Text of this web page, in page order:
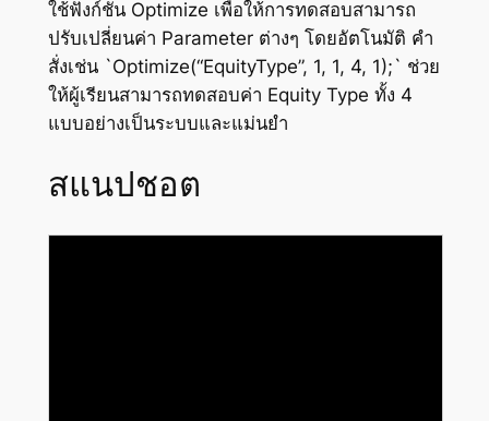
ใช้ฟังก์ชัน Optimize เพื่อให้การทดสอบสามารถ
ปรับเปลี่ยนค่า Parameter ต่างๆ โดยอัตโนมัติ คำ
สั่งเช่น `Optimize(“EquityType”, 1, 1, 4, 1);` ช่วย
ให้ผู้เรียนสามารถทดสอบค่า Equity Type ทั้ง 4
แบบอย่างเป็นระบบและแม่นยำ
สแนปชอต